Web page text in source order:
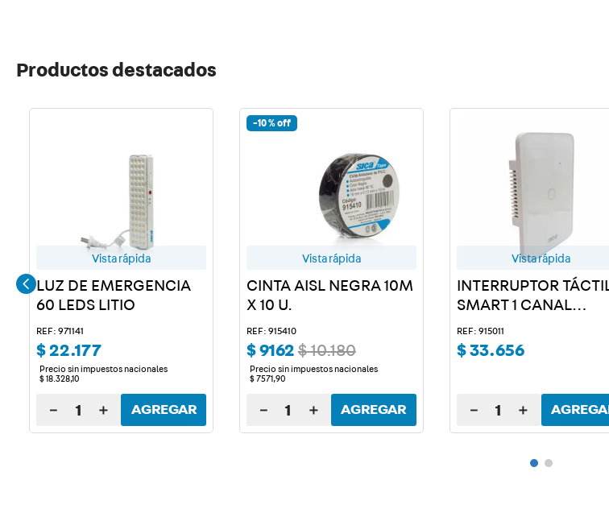
Productos destacados
Vista rápida
LUZ DE EMERGENCIA
60 LEDS LITIO
REF: 971141
$22.177
Precio sin impuestos nacionales
$18. 328,10
＋
－ AGREGAR
-10 %
Vista rápida
CINTA AISL NEGRA 10M
X 10 U.
REF: 915410
$9162 $10.180
Precio sin impuestos nacionales
$ 7571,90
＋
－ AGREGAR
Vista rápida
INTERRUPTOR
SMART 1 CANAL
BLANCO
REF: 915011
$33.656
＋
－